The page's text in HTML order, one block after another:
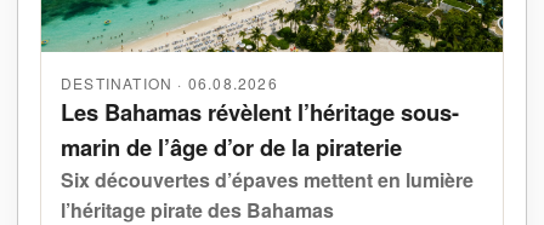
DESTINATION · 06.08.2026
Les Bahamas révèlent l’héritage sous-
marin de l’âge d’or de la piraterie
Six découvertes d’épaves mettent en lumière
l’héritage pirate des Bahamas